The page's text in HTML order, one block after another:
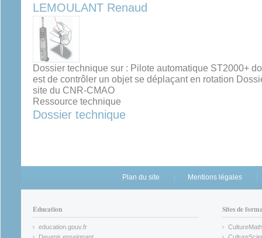
LEMOULANT Renaud
Dossier technique sur : Pilote automatique ST2000+
est de contrôler un objet se déplaçant en rotation
site du CNR-CMAO
Ressource technique
Dossier technique
Plan du site Mentions légales
Éducation
education.gouv.fr
Sites de
CultureMath